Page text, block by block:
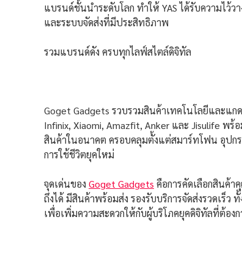
แบรนด์ชั้นนำระดับโลก ทำให้ YAS ได้รับความไว้
และระบบจัดส่งที่มีประสิทธิภาพ
รวมแบรนด์ดัง ครบทุกไลฟ์สไตล์ดิจิทัล
Goget Gadgets รวบรวมสินค้าเทคโนโลยีและแก
Infinix, Xiaomi, Amazfit, Anker และ Jisulife
สินค้าในอนาคต ครอบคลุมตั้งแต่สมาร์ทโฟน อุปก
การใช้ชีวิตยุคใหม่
จุดเด่นของ Goget Gadgets คือการคัดเลือกสินค้
ถึงได้ มีสินค้าพร้อมส่ง รองรับบริการจัดส่งรวดเร็
เพื่อเพิ่มความสะดวกให้กับผู้บริโภคยุคดิจิทัลที่ต้อง